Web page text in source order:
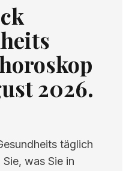
2026.
täglich
was Sie in